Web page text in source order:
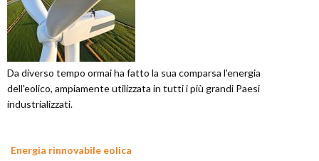
Da diverso tempo ormai ha fatto la sua comparsa l'energia
dell'eolico, ampiamente utilizzata in tutti i più grandi Paesi
industrializzati.
Energia rinnovabile eolica